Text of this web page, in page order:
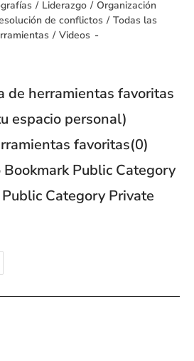
/ Liderazgo / Organización
de conflictos / Todas las
/ Videos
de herramientas favoritas
espacio personal)
favoritas(0)
Public Category
Category Private